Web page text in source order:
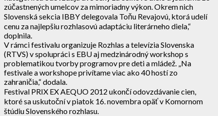
zúčastnených umelcov za mimoriadny výkon. Okrem nich
Slovenská sekcia IBBY delegovala Toňu Revajovú, ktorá udelí
cenu za najlepšiu rozhlasovú adaptáciu literárneho diela,“
doplnila.
V rámci festivalu organizuje Rozhlas a televízia Slovenska
(RTVS) v spolupráci s EBU aj medzinárodný workshop s
problematikou tvorby programov pre deti a mládež. „Na
festivale a workshope privítame viac ako 40 hostí zo
zahraničia,“ dodala.
Festival PRIX EX AEQUO 2012 ukončí odovzdávanie cien,
ktoré sa uskutoční v piatok 16. novembra opäť v Komornom
štúdiu Slovenského rozhlasu.